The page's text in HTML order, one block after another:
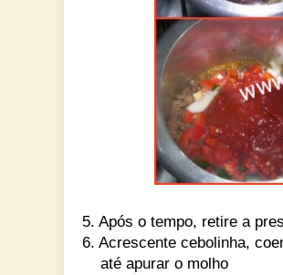
5. Após o tempo, retire a
6. Acrescente cebolinha,
até apurar o molho